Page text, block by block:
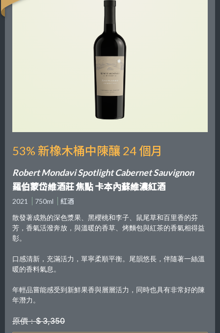
53% 新橡木桶中陳釀 24 個月
Robert Mondavi Spotlight Cabernet Sauvignon
羅伯蒙岱維酒莊 焦點 卡本內蘇維濃紅酒
2021 750ml
紅酒
散發著成熟的深色漿果、黑櫻桃和李子、鼠尾草和百里香的芬
芳，香氣活潑奔放，與溫暖的香草、烤麵包與紅茶的香氣相得益
彰。
口感清新，充滿活力，單寧柔順平衡。尾韻悠長，伴隨著一絲溫
暖的香料氣息。
年輕品嘗能感受到新鮮果香與層層活力，同時也具有非常好的陳
年潛力。
原價：$ 3,350